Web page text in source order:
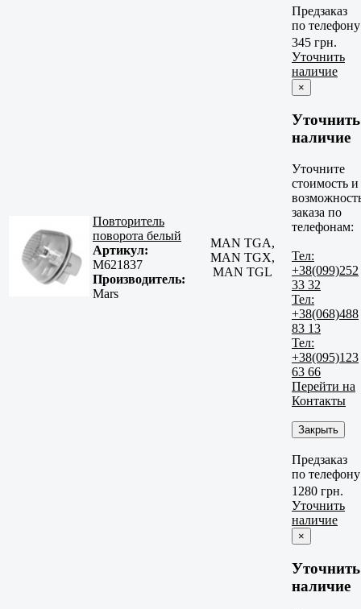
Предзаказ
по телефону
Повторитель
поворота белый
Артикул:
M621837
Производитель:
Mars
MAN TGA,
MAN TGX,
MAN TGL
345 грн.
Уточнить
наличие
×
Уточнить
наличие
Уточните
стоимость и
заказа по
телефонам:
Тел:
+38(099)252
33 32
Тел:
+38(068)488
83 13
Тел:
+38(095)123
63 66
Перейти на
Контакты
Закрыть
Предзаказ
по телефону
1280 грн.
Уточнить
наличие
×
Уточнить
наличие